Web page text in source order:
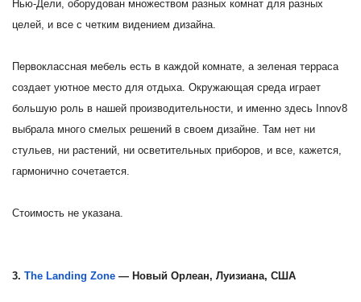
Нью-Дели, оборудован множеством разных комнат для разных
целей, и все с четким видением дизайна.
Первоклассная мебель есть в каждой комнате, а зеленая терраса
создает уютное место для отдыха. Окружающая среда играет
большую роль в нашей производительности, и именно здесь Innov8
выбрала много смелых решений в своем дизайне. Там нет ни
стульев, ни растений, ни осветительных приборов, и все, кажется,
гармонично сочетается.
Стоимость не указана.
3. The Landing Zone — Новый Орлеан, Луизиана, США